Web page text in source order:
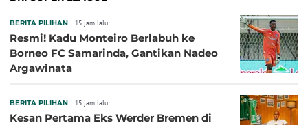
BERITA PILIHAN 15 jam lalu
Resmi! Kadu Monteiro Berlabuh ke
Borneo FC Samarinda, Gantikan Nadeo
Argawinata
BERITA PILIHAN 15 jam lalu
Kesan Pertama Eks Werder Bremen di